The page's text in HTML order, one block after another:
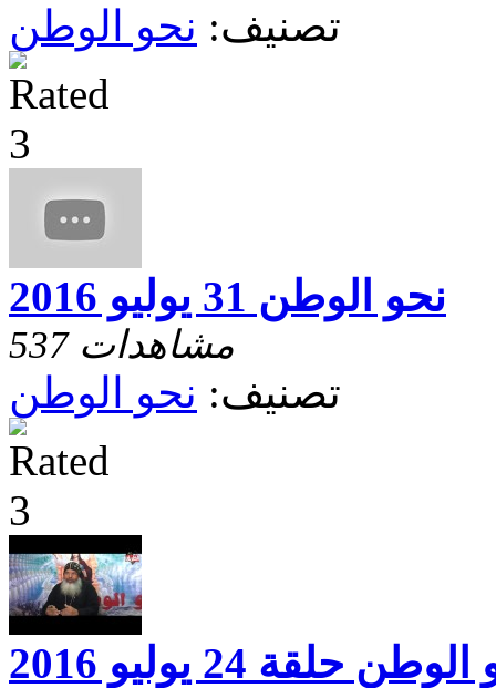
تصنيف: نحو الوطن
نحو الوطن 31 يوليو 2016
537 مشاهدات
تصنيف: نحو الوطن
حلقة 24 يوليو 2016